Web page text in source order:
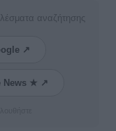
αναζήτησης
↗
News ★ ↗